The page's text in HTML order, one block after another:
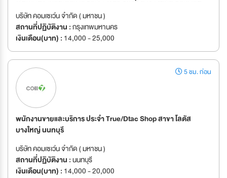
บริษัท คอมเซเว่น จำกัด ( มหาชน )
สถานที่ปฏิบัติงาน :กรุงเทพมหานคร
เงินเดือน(บาท) : 14,000 - 25,000
5 ชม. ก่อน
พนักงานขายและบริการ ประจำ True/Dtac Shop สาขา โลตัส
บางใหญ่ นนทบุรี
บริษัท คอมเซเว่น จำกัด ( มหาชน )
สถานที่ปฏิบัติงาน :นนทบุรี
เงินเดือน(บาท) : 14,000 - 20,000